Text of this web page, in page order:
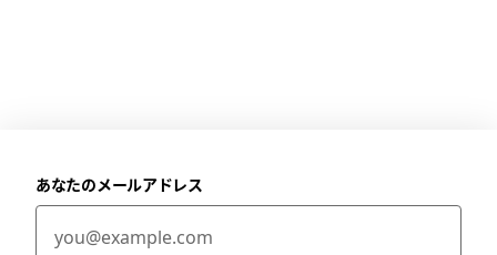
あなたのメールアドレス